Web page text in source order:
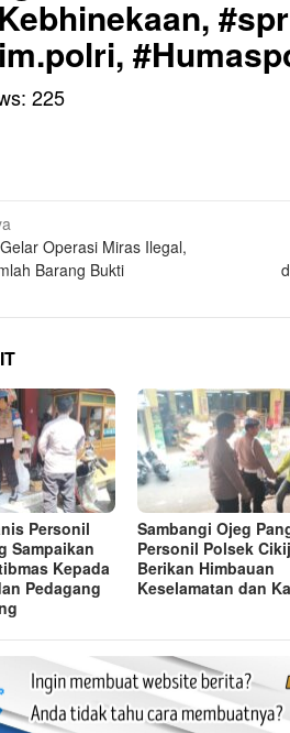
225
Operasi Miras Ilegal,
Barang Bukti
Personil
Sampaikan
Kepada
Pedagang
Sambangi Ojeg
Personil Polsek
Berikan Himbauan
Keselamatan dan